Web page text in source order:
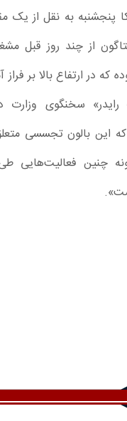
پنجشنبه به نقل از یک
از چند روز قبل
در ارتفاع بالا بر فراز
سخنگوی وزارت
که این بالون تجسسی
چنین فعالیت‌هایی